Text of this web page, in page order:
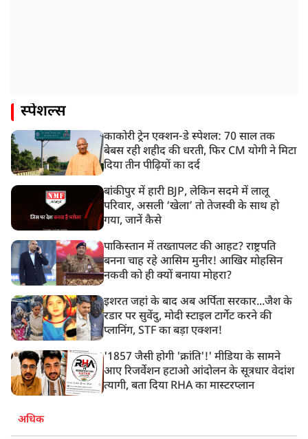
स्पेशल्स
काकोरी ट्रेन एक्शन-डे स्पेशल: 70 साल तक
बेबस रही शहीद की धरती, फिर CM योगी ने मिटा
दिया तीन पीढ़ियों का दर्द
बांकीपुर में हारी BJP, लेकिन सदमे में लालू
परिवार, असली ‘खेला’ तो तेजस्वी के साथ हो
गया, जानें कैसे
पाकिस्तान में तख्तापलट की आहट? राष्ट्रपति
बनना चाह रहे आसिम मुनीर! आखिर मोहसिन
नकवी को ही क्यों बनाया मोहरा?
इशरत जहां के बाद अब अर्पिता सरकार...जैश के
रडार पर सुवेंदु, मोदी स्टाइल टार्गेट करने की
प्लानिंग, STF का बड़ा एक्शन!
'1857 जैसी होगी 'क्रांति'!' मीडिया के सामने
आए रिजर्वेशन हटाओ आंदोलन के सूत्रधार वेदांश
त्यागी, बता दिया RHA का मास्टरप्लान
अधिक